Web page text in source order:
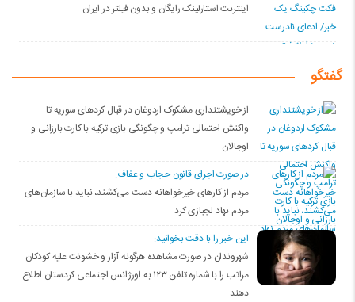
اینترنت استارلینک رایگان و بدون فیلتر در ایران
گفتگو
از خویشتنداری مشکوک اردوغان در قبال کردهای سوریه تا
واکنش احتمالی ترامپ و چگونگی بازی ترکیه با کارت بارزانی و
اوجالان
در صورت اجرای قانون حجاب و عفاف:
مردم از کارهای خیرخواهانه دست می‌کشند، نباید با سازمان‌های
مردم نهاد لجبازی کرد
این خبر را با دقت بخوانید:
شهروندان در صورت مشاهده هرگونه آزار و خشونت علیه کودکان
مراتب را با شماره تلفن ۱۲۳ به اورژانس اجتماعی کردستان اطلاع
دهند